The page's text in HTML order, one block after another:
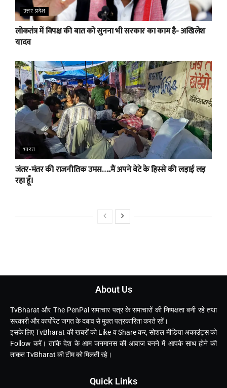
उत्तर प्रदेश
लोकतंत्र में विपक्ष की बात को सुनना भी सरकार का काम है- अखिलेश
यादव
भारत
जंतर-मंतर की राजनीतिक उमस…..मैं अपने बेटे के हिस्से की लड़ाई लड़
रहा हूँ।
About Us
TvBharat और The PenPal समाचार पत्र के समाचारों की निष्पक्षता बनी रहे तथा
सरकारी और कार्पोरेट जगत के दबाव से मुक्त पत्रकारिता करते रहें।
इसके लिए TvBharat की खबरों को Like व Share कर, सोशल मीडिया अकाउंट्स को
Follow करें। ताकि देश के आम जनमानस की आवाज बनने में आपके साथ होने की
ताकत TvBharat की टीम को मिलती रहे।
Quick Links